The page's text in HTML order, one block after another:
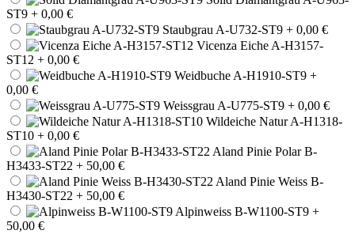
ST9 + 0,00 €
Staubgrau A-U732-ST9 + 0,00 €
Vicenza Eiche A-H3157-
ST12 + 0,00 €
Weidbuche A-H1910-ST9 +
0,00 €
Weissgrau A-U775-ST9 + 0,00 €
Wildeiche Natur A-H1318-
ST10 + 0,00 €
Aland Pinie Polar B-
H3433-ST22 + 50,00 €
Aland Pinie Weiss B-
H3430-ST22 + 50,00 €
Alpinweiss B-W1100-ST9 +
50,00 €